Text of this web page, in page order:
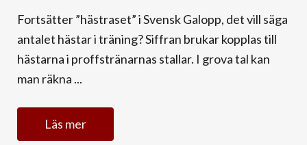
Fortsätter ”hästraset” i Svensk Galopp, det vill säga
antalet hästar i träning? Siffran brukar kopplas till
hästarna i proffstränarnas stallar. I grova tal kan
man räkna ...
Läs mer